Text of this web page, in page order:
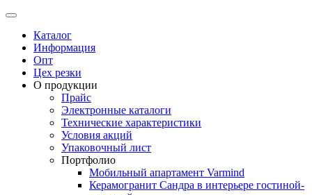
Каталог
Информация
Опт
Цех резки
О продукции
Прайс
Электронные каталоги
Технические характеристики
Условия акций
Упаковочный лист
Портфолио
Мобильный апартамент Varmind
Керамогранит Сандра в интерьере гостиной-